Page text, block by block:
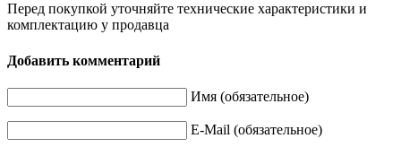
Перед покупкой уточняйте технические характеристики и
комплектацию у продавца
Добавить комментарий
Имя (обязательное)
E-Mail (обязательное)